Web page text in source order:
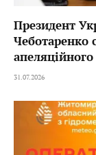
Президент
Чеботаренко
апеляційного
31.07.2026